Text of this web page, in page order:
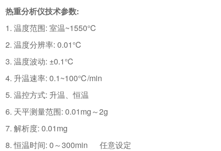
热重分析仪技术参数:
1. 温度范围: 室温~1550℃
2. 温度分辨率: 0.01℃
3. 温度波动: ±0.1℃
4. 升温速率: 0.1~100℃/min
5. 温控方式: 升温、恒温
6. 天平测量范围: 0.01mg～2g
7. 解析度:0.01mg
8. 恒温时间: 0～300min 任意设定